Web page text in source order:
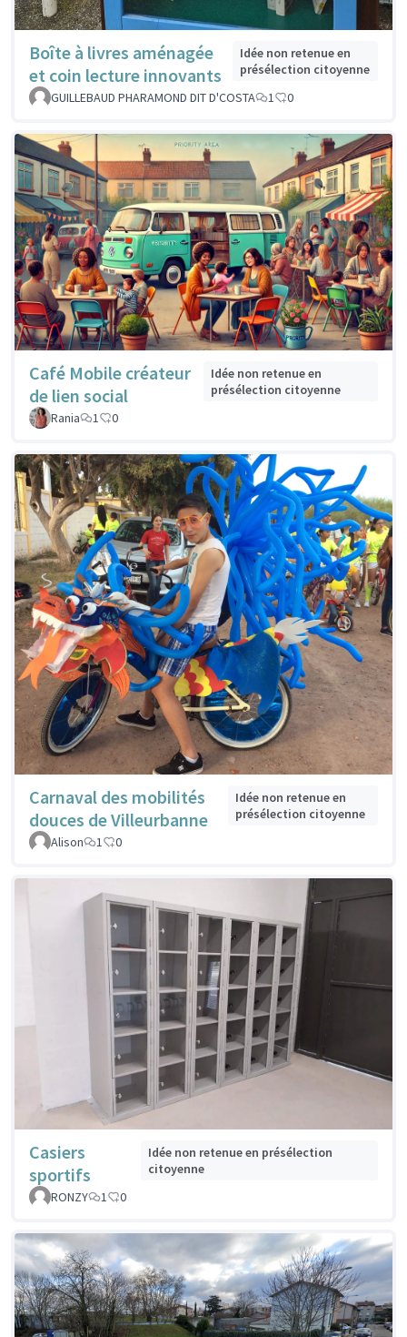
Boîte à livres aménagée
et coin lecture innovants
Idée non retenue en
présélection citoyenne
GUILLEBAUD PHARAMOND DIT D'COSTA
1 0
Café Mobile créateur
de lien social
Idée non retenue en
présélection citoyenne
Rania
1 0
Carnaval des mobilités
douces de Villeurbanne
Idée non retenue en
présélection citoyenne
Alison
1 0
Casiers
sportifs
Idée non retenue en présélection
citoyenne
RONZY
1 0